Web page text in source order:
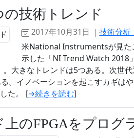
技術トレンド
2017年10月31日 ｜ 技術分析
米National Instrumentsが見た
示した「NI Trend Watch 2018
大きなトレンドは5つある。次世
。イノベーションを起こすカギは
た。 [→続きを読む]
のFPGAをプログ